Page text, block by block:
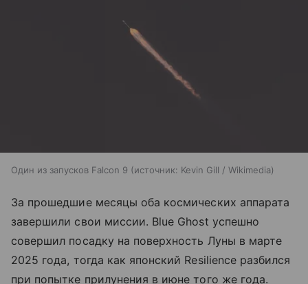
Один из запусков Falcon 9 источник: Kevin Gill / Wikimedia
За прошедшие месяцы оба космических аппарата
завершили свои миссии. Blue Ghost успешно
совершил посадку на поверхность Луны в марте
2025 года, тогда как японский Resilience разбился
при попытке прилунения в июне того же года.